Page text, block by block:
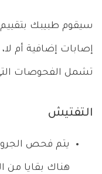
سيقوم طبيبك
إصابات إضافية أم
تشمل الفحوصات
التفتيش
يتم فحص
هناك بقايا من